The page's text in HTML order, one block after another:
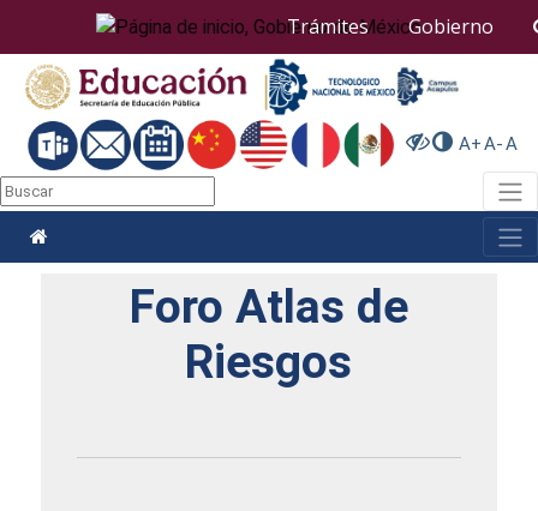
sitio
web
incluye
sistema
accesibilidad.
Trámites Gobierno
A+A-A
Foro Atlas de
Riesgos